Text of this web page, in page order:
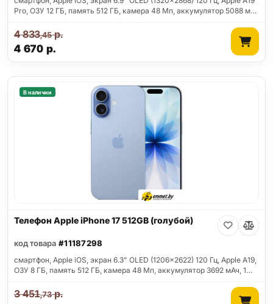
Pro, ОЗУ 12 ГБ, память 512 ГБ, камера 48 Мп, аккумулятор 5088 м…
4 670 р.
4 833,45р.
В наличии
Телефон Apple iPhone 17 512GB (голубой)
код товара #11187298
смартфон, Apple iOS, экран 6.3" OLED (1206x2622) 120 Гц, Apple A19,
ОЗУ 8 ГБ, память 512 ГБ, камера 48 Мп, аккумулятор 3692 мАч, 1…
3 451,73р.